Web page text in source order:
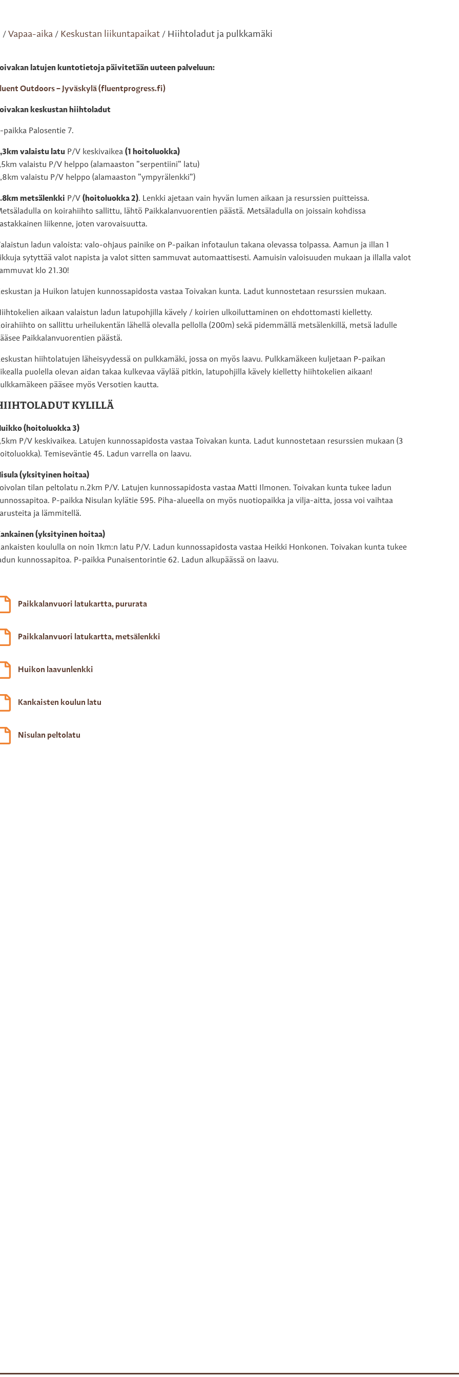
/ Vapaa-aika / Keskustan liikuntapaikat / Hiihtoladut ja pulkkamäki
latujen kuntotietoja päivitetään uuteen palveluun:
Outdoors – Jyväskylä (fluentprogress.fi)
keskustan hiihtoladut
paikka Palosentie 7.
valaistu latuP/V keskivaikea (1 hoitoluokka)
valaistu P/V helppo (alamaaston ”serpentiini” latu)
valaistu P/V helppo (alamaaston ”ympyrälenkki”)
metsälenkki P/V (hoitoluokka 2). Lenkki ajetaan vain hyvän lumen aikaan ja resurssien puitteissa.
on koirahiihto sallittu, lähtö Paikkalanvuorentien päästä. Metsäladulla on joissain kohdissa
liikenne, joten varovaisuutta.
ladun valoista: valo-ohjaus painike on P-paikan infotaulun takana olevassa tolpassa. Aamun ja illan 1
sytyttää valot napista ja valot sitten sammuvat automaattisesti. Aamuisin valoisuuden mukaan ja illalla valot
klo 21.30!
ja Huikon latujen kunnossapidosta vastaa Toivakan kunta. Ladut kunnostetaan resurssien mukaan.
aikaan valaistun ladun latupohjilla kävely / koirien ulkoiluttaminen on ehdottomasti kielletty.
on sallittu urheilukentän lähellä olevalla pellolla (200m) sekä pidemmällä metsälenkillä, metsä ladulle
Paikkalanvuorentien päästä.
hiihtolatujen läheisyydessä on pulkkamäki, jossa on myös laavu. Pulkkamäkeen kuljetaan P-paikan
puolella olevan aidan takaa kulkevaa väylää pitkin, latupohjilla kävely kielletty hiihtokelien aikaan!
pääsee myös Versotien kautta.
KYLILLÄ
(hoitoluokka 3)
P/V keskivaikea. Latujen kunnossapidosta vastaa Toivakan kunta. Ladut kunnostetaan resurssien mukaan (3
Temiseväntie 45. Ladun varrella on laavu.
(yksityinen hoitaa)
tilan peltolatu n.2km P/V. Latujen kunnossapidosta vastaa Matti Ilmonen. Toivakan kunta tukee ladun
P-paikka Nisulan kylätie 595. Piha-alueella on myös nuotiopaikka ja vilja-aitta, jossa voi vaihtaa
ja lämmitellä.
(yksityinen hoitaa)
koululla on noin 1km:n latu P/V. Ladun kunnossapidosta vastaa Heikki Honkonen. Toivakan kunta tukee
kunnossapitoa. P-paikka Punaisentorintie 62. Ladun alkupäässä on laavu.
Paikkalanvuori latukartta, pururata
Paikkalanvuori latukartta, metsälenkki
Huikon laavunlenkki
Kankaisten koulun latu
Nisulan peltolatu